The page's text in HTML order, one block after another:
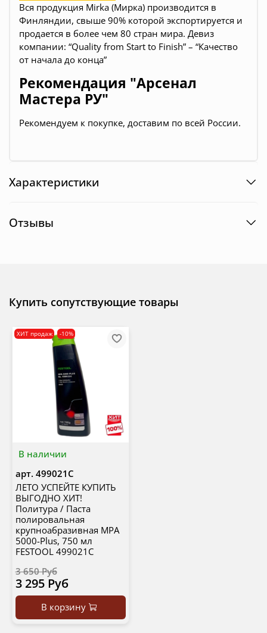
Вся продукция Mirka (Мирка) производится в
Финляндии, свыше 90% которой экспортируется и
продается в более чем 80 стран мира. Девиз
компании: “Quality from Start to Finish” – “Качество
от начала до конца”
Рекомендация "Арсенал
Мастера РУ"
Рекомендуем к покупке, доставим по всей России.
Характеристики
Отзывы
Купить сопутствующие товары
В наличии
ХИТ продаж -10%
арт. 499021C
ЛЕТО УСПЕЙТЕ КУПИТЬ
ВЫГОДНО ХИТ!
Политура / Паста
полировальная
крупноабразивная MPA
5000-Plus, 750 мл
FESTOOL 499021C
3 650 Руб
3 295 Руб
В корзину